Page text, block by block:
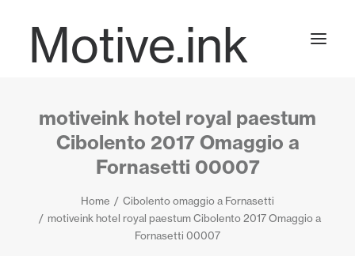
Motive.ink
Projects
Journal
motiveink hotel royal paestum
Cibolento 2017 Omaggio a
Fornasetti 00007
Home
Cibolento omaggio a Fornasetti
motiveink hotel royal paestum Cibolento 2017 Omaggio a
Fornasetti 00007